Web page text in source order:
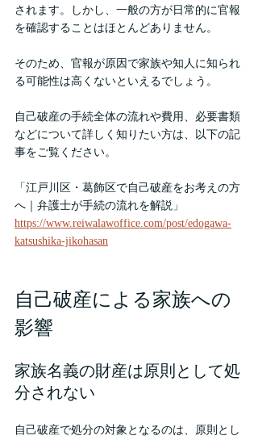
されます。しかし、一般の方が日常的に官報
を確認することはほとんどありません。
そのため、官報が原因で家族や知人に知られ
る可能性は高くないといえるでしょう。
自己破産の手続全体の流れや費用、必要書類
などについて詳しく知りたい方は、以下の記
事をご覧ください。
「江戸川区・葛飾区で自己破産をお考えの方
へ｜弁護士が手続の流れを解説」
https://www.reiwalawoffice.com/post/edogawa-
katsushika-jikohasan
自己破産による家族への
影響
家族名義の財産は原則として処
分されない
自己破産で処分の対象となるのは、原則とし